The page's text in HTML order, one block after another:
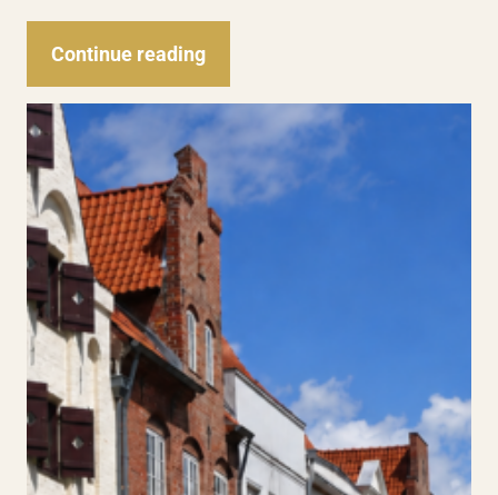
Continue reading